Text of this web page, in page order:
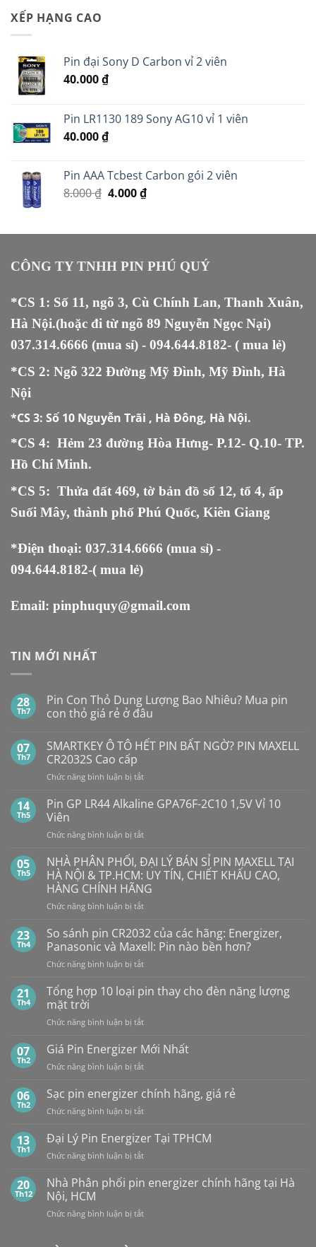
XẾP HẠNG CAO
Pin đại Sony D Carbon vỉ 2 viên
40.000₫
Pin LR1130 189 Sony AG10 vỉ 1 viên
40.000₫
Pin AAA Tcbest Carbon gói 2 viên
8.000₫ Giá
8.000 ₫.
4.000₫Giá
là:
CÔNG TY TNHH PIN PHÚ QUÝ
*CS 1: Số 11, ngõ 3, Cù Chính Lan, Thanh Xuân,
Hà Nội.(hoặc đi từ ngõ 89 Nguyễn Ngọc Nại)
037.314.6666 (mua sỉ) - 094.644.8182- ( mua lẻ)
*CS 2: Ngõ 322 Đường Mỹ Đình, Mỹ Đình, Hà
Nội
*CS 3: Số 10 Nguyễn Trãi , Hà Đông, Hà Nội.
*CS 4: Hẻm 23 đường Hòa Hưng- P.12- Q.10- TP.
Hồ Chí Minh.
*CS 5: Thửa đất 469, tờ bản đồ số 12, tổ 4, ấp
Suối Mây, thành phố Phú Quốc, Kiên Giang
*Điện thoại: 037.314.6666 (mua sỉ) -
094.644.8182-( mua lẻ)
Email: pinphuquy@gmail.com
TIN MỚI NHẤT
28
Th7
Pin Con Thỏ Dung Lượng Bao Nhiêu? Mua pin
con thỏ giá rẻ ở đâu
bình
luận
ở
Pin
Con
Dung
Lượng
Bao
Nhiêu?
Mua
con
thỏ
giá
rẻ
ở
đâu
07
Th7
SMARTKEY Ô TÔ HẾT PIN BẤT NGỜ? PIN MAXELL
CR2032S Cao cấp
Chức năng bình luận bị tắtở
Ô
PIN
NGỜ?
PIN
MAXELL
CR2032S Cao
cấp
14
Th5
Pin GP LR44 Alkaline GPA76F-2C10 1,5V Vỉ 10
Viên
Chức năng bình luận bị tắtở
GP
LR44
Alkaline
GPA76F-
2C10
Vỉ
10
Viên
05
Th5
NHÀ PHÂN PHỐI, ĐẠI LÝ BÁN SỈ PIN MAXELL TẠI
HÀ NỘI & TP.HCM: UY TÍN, CHIẾT KHẤU CAO,
HÀNG CHÍNH HÃNG
Chức năng bình luận bị tắtở
PHÂN
PHỐI,
ĐẠI
LÝ
SỈ
TẠI
NỘI
TÍN,
CHIẾT
CAO,
HÀNG
CHÍNH
23
Th4
So sánh pin CR2032 của các hãng: Energizer,
Panasonic và Maxell: Pin nào bền hơn?
Chức năng bình luận bị tắtở
sánh
của
hãng:
Panasonic
Maxell:
Pin
bền
hơn?
21
Th4
Tổng hợp 10 loại pin thay cho đèn năng lượng
mặt trời
Chức năng bình luận bị tắtở
hợp
loại
thay
đèn
lượng
mặt
07
Th2
Giá Pin Energizer Mới Nhất
Chức năng bình luận bị tắtở
Pin
Mới
06
Th2
Sạc pin energizer chính hãng, giá rẻ
Chức năng bình luận bị tắtở
pin
energizer
chính
giá
13
Th1
Đại Lý Pin Energizer Tại TPHCM
Chức năng bình luận bị tắtở
Lý
Tại
20
Th12
Nhà Phân phối pin energizer chính hãng tại Hà
Nội, HCM
Chức năng bình luận bị tắtở